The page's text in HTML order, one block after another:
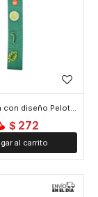
Llavero cinta con diseño Pelota de Tennis - Verde
$ 272